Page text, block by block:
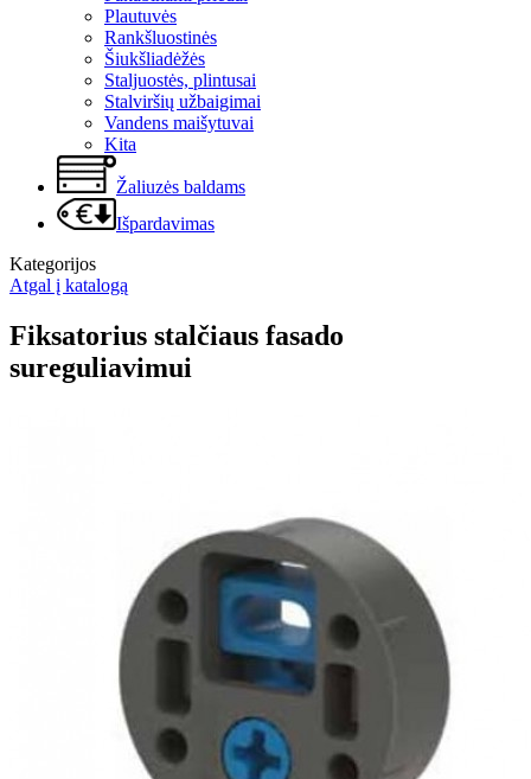
Plautuvės
Rankšluostinės
Šiukšliadėžės
Staljuostės, plintusai
Stalviršių užbaigimai
Vandens maišytuvai
Kita
Žaliuzės baldams
Išpardavimas
Kategorijos
Atgal į katalogą
Fiksatorius stalčiaus fasado
sureguliavimui